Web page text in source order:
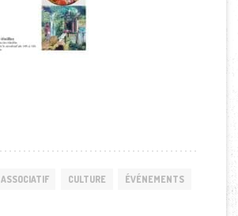
ASSOCIATIF CULTURE ÉVÉNEMENTS